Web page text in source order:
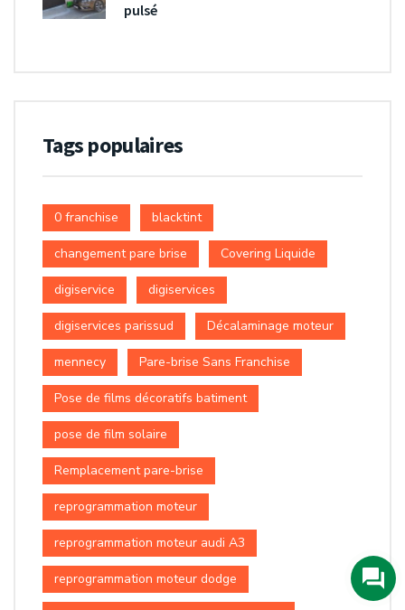
pulsé
Tags populaires
0 franchise blacktint
changement pare brise Covering Liquide
digiservice digiservices
digiservices parissud Décalaminage moteur
mennecy Pare-brise Sans Franchise
Pose de films décoratifs batiment
pose de film solaire
Remplacement pare-brise
reprogrammation moteur
reprogrammation moteur audi A3
reprogrammation moteur dodge